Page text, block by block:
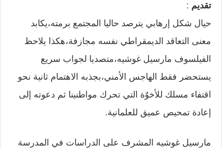
تقديم :
حيال شكل إرهابي يترصد حاليا المجتمع برمته،يكابد
معنى التعاقد الديمقراطي نفسه مجازفة،هكذا يلاحظ
الفيلسوف مارسيل غوشيه،متصديا لجواب سريع
يستحضر فقط الهاجس الأمني،بجذبه الاهتمام ثانية نحو
اقتفاء مسلك للأخوٌة التي تحرك مواطنينا ثم دعوته إلى
إعادة تمحيص عميق للعلمانية.
مارسيل غوشيه المشرف على الدراسات في المدرسة